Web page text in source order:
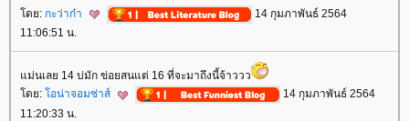
ดย: กะว่าก๋า
14 กุมภาพันธ์ 2564
11:06:51 น.
ม่นเลย 14 บ่มัก ข่อยสนแต่ 16 ที่จะมาถึงนี้จ้าววว
ดย: อน่าจอมซ่าส์
14 กุมภาพันธ์ 2564
11:20:33 น.